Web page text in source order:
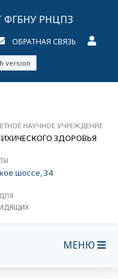
РНЦПЗ
ОБРАТНАЯ СВЯЗЬ
version
НАУЧНОЕ УЧРЕЖДЕНИЕ
ЗДОРОВЬЯ
шоссе, 34
МЕНЮ